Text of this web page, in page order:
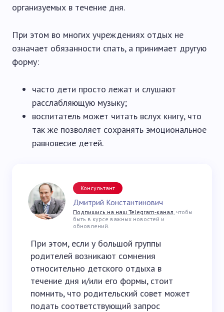
организуемых в течение дня.
При этом во многих учреждениях отдых не
означает обязанности спать, а принимает другую
форму:
часто дети просто лежат и слушают
расслабляющую музыку;
воспитатель может читать вслух книгу, что
так же позволяет сохранять эмоциональное
равновесие детей.
Консультант
Дмитрий Константинович
Подпишись на наш Telegram-канал, чтобы
быть в курсе важных новостей и
обновлений.
При этом, если у большой группы
родителей возникают сомнения
относительно детского отдыха в
течение дня и/или его формы, стоит
помнить, что родительский совет может
подать соответствующий запрос